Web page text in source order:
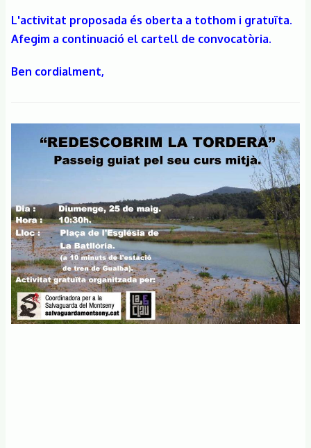
L'activitat proposada és oberta a tothom i gratuïta.
Afegim a continuació el cartell de convocatòria.
Ben cordialment,